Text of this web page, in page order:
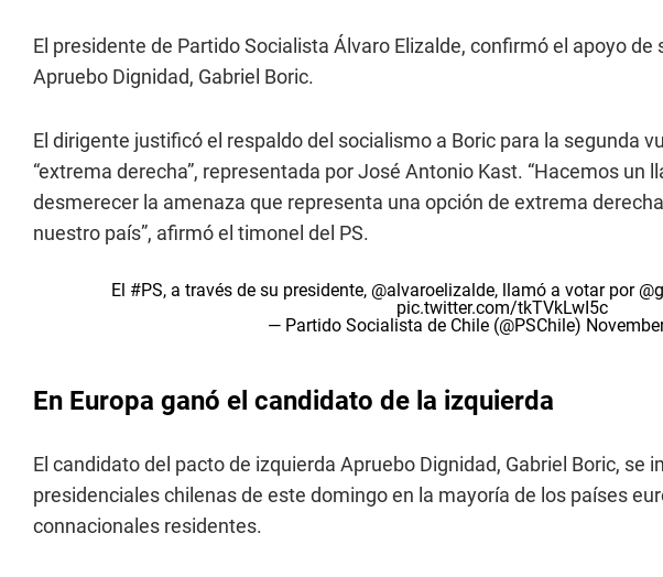
El presidente de Partido Socialista Álvaro Elizalde, confirmó el apoyo
Apruebo Dignidad, Gabriel Boric.
El dirigente justificó el respaldo del socialismo a Boric para la segunda
“extrema derecha”, representada por José Antonio Kast. “Hacemos un
desmerecer la amenaza que representa una opción de extrema
nuestro país”, afirmó el timonel del PS.
El #PS, a través de su presidente, @alvaroelizalde, llamó a votar por
pic.twitter.com/tkTVkLwI5c
— Partido Socialista de Chile (@PSChile)
En Europa ganó el candidato de la izquierda
El candidato del pacto de izquierda Apruebo Dignidad, Gabriel Boric, se
presidenciales chilenas de este domingo en la mayoría de los países
connacionales residentes.